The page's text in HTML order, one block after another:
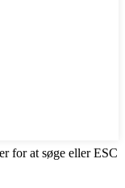
for at søge eller ESC